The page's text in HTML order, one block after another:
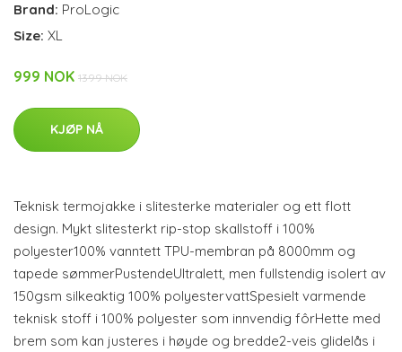
Brand: ProLogic
Size: XL
999 NOK 1399 NOK
KJØP NÅ
Teknisk termojakke i slitesterke materialer og ett flott
design. Mykt slitesterkt rip-stop skallstoff i 100%
polyester100% vanntett TPU-membran på 8000mm og
tapede sømmerPustendeUltralett, men fullstendig isolert av
150gsm silkeaktig 100% polyestervattSpesielt varmende
teknisk stoff i 100% polyester som innvendig fôrHette med
brem som kan justeres i høyde og bredde2-veis glidelås i